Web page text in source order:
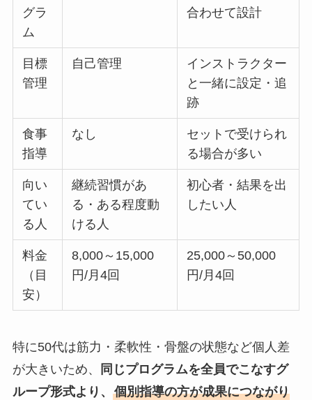
グラ
ム
合わせて設計
目標
管理
自己管理
インストラクター
と一緒に設定・追
跡
食事
指導
なし
セットで受けられ
る場合が多い
向い
てい
る人
継続習慣があ
る・ある程度動
ける人
初心者・結果を出
したい人
料金
（目
安）
8,000～15,000
円/月4回
25,000～50,000
円/月4回
特に50代は筋力・柔軟性・骨盤の状態など個人差
が大きいため、
同じプログラムを全員でこなすグ
ループ形式より、 個別指導の方が成果につながり